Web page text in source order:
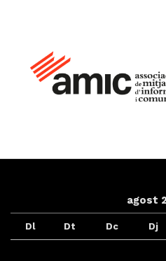
agost
Dl Dt Dc Dj